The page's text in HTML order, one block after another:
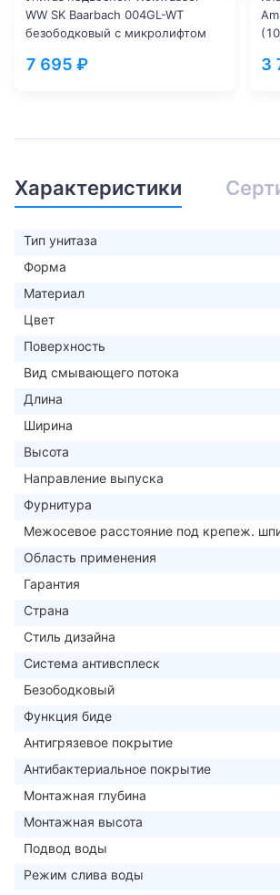
WW SK Baarbach 004GL-WT
безободковый с микролифтом
7 695 ₽ 3
Характеристики
Тип унитаза
Форма
Материал
Цвет
Поверхность
Вид смывающего потока
Длина
Ширина
Высота
Направление выпуска
Фурнитура
Межосевое расстояние под крепеж.
Область применения
Гарантия
Страна
Стиль дизайна
Система антивсплеск
Безободковый
Функция биде
Антигрязевое покрытие
Антибактериальное покрытие
Монтажная глубина
Монтажная высота
Подвод воды
Режим слива воды